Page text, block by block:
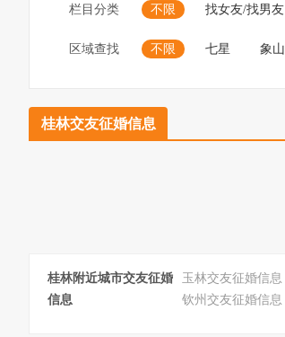
栏目分类 不限 找女友/找男友
区域查找 不限 七星 象山
桂林交友征婚信息
桂林附近城市交友征婚
信息
玉林交友征婚信息
钦州交友征婚信息